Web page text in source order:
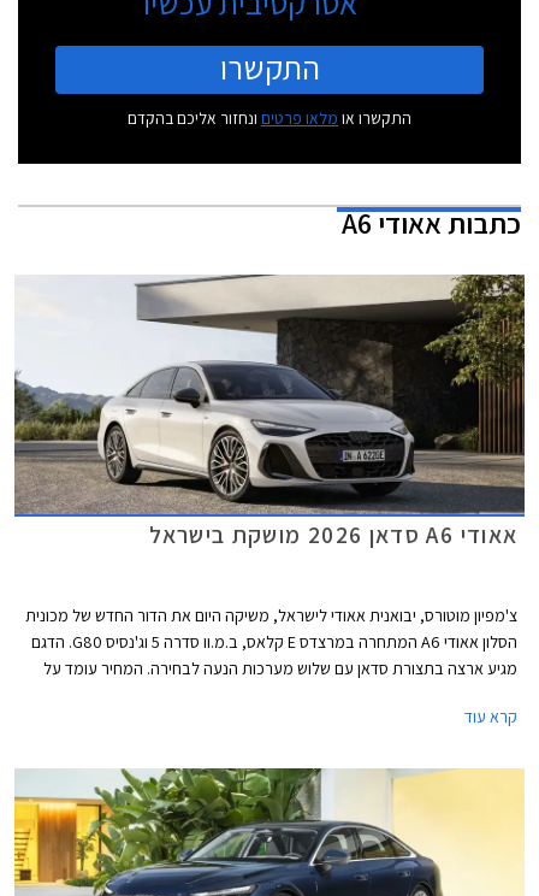
התקשרו
התקשרו או מלאו פרטים ונחזור אליכם בהקדם
כתבותאאודי A6
אאודי A6 סדאן 2026 מושקת בישראל
צ'מפיון מוטורס, יבואנית אאודי לישראל, משיקה היום את הדור החדש של מכונית
הסלון אאודי A6 המתחרה במרצדס E קלאס, ב.מ.וו סדרה 5 וג'נסיס G80. הדגם
מגיע ארצה בתצורת סדאן עם שלוש מערכות הנעה לבחירה. המחיר עומד על
קרא עוד